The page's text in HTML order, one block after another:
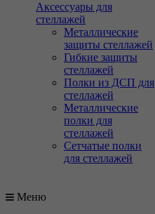
Аксессуары для
стеллажей
Металлические
защиты стеллажей
Гибкие защиты
стеллажей
Полки из ДСП для
стеллажей
Металлические
полки для
стеллажей
Сетчатые полки
для стеллажей
Меню